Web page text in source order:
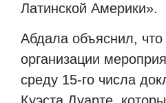
Латинской Америки».
Абдала объяснил,
организации
среду 15-го числа